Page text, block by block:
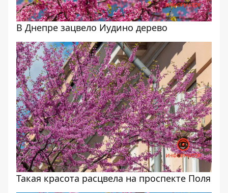
В Днепре зацвело Иудино дерево
Такая красота расцвела на проспекте Поля